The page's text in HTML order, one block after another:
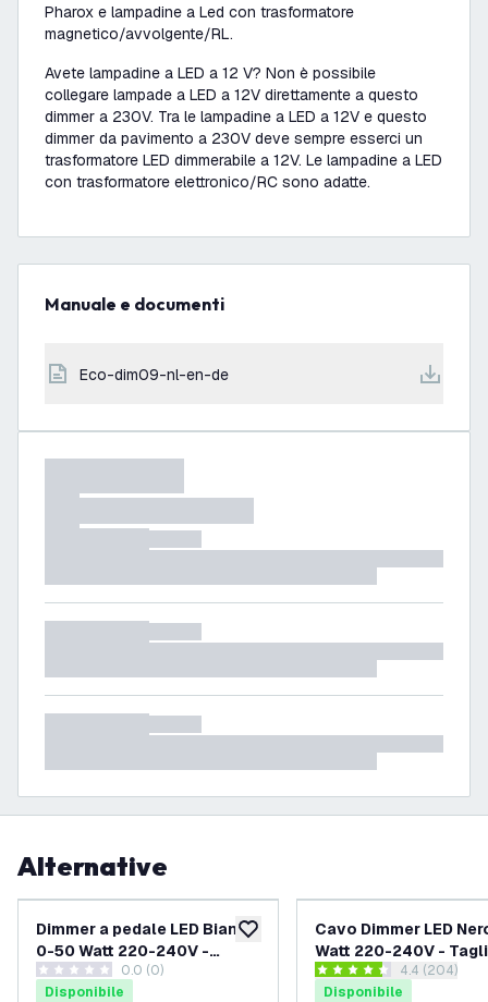
Pharox e lampadine a Led con trasformatore
magnetico/avvolgente/RL.
Avete lampadine a LED a 12 V? Non è possibile
collegare lampade a LED a 12V direttamente a questo
dimmer a 230V. Tra le lampadine a LED a 12V e questo
dimmer da pavimento a 230V deve sempre esserci un
trasformatore LED dimmerabile a 12V. Le lampadine a LED
con trasformatore elettronico/RC sono adatte.
Manuale e documenti
eco-dim09-nl-en-de
Alternative
aggiungi alla lista desideri
Dimmer a pedale LED Bianco
0-50 Watt 220-240V -
Taglio di fase
0 stelle di valutazione
0.0 (0)
Disponibile
Cavo Dimmer LED
Watt 220-240V -
fase
apri il
4.4 stelle di valutazione
4.4 (204)
Disponibile